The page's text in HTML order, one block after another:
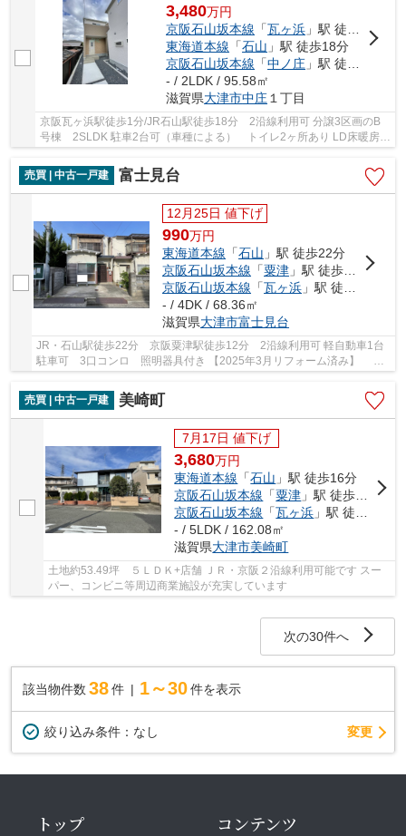
3,480万円
京阪石山坂本線 「瓦ヶ浜 」駅 徒歩1分
東海道本線 「石山 」駅 徒歩18分
京阪石山坂本線 「中ノ庄 」駅 徒歩6分
- / 2LDK / 95.58㎡
滋賀県大津市中庄 １丁目
京阪瓦ヶ浜駅徒歩1分/JR石山駅徒歩18分 2沿線利用可 分譲3区画のB
号棟 2SLDK 駐車2台可（車種による） トイレ2ヶ所あり LD床暖房あ
り 収納スペース充実
売買 | 中古一戸建
富士見台
12月25日 値下げ
990万円
東海道本線 「石山 」駅 徒歩22分
京阪石山坂本線 「粟津 」駅 徒歩12分
京阪石山坂本線 「瓦ヶ浜 」駅 徒歩16分
- / 4DK / 68.36㎡
滋賀県大津市富士見台
JR・石山駅徒歩22分 京阪粟津駅徒歩12分 2沿線利用可 軽自動車1台
駐車可 3口コンロ 照明器具付き 【2025年3月リフォーム済み】 ◇
売買 | 中古一戸建
美崎町
7月17日 値下げ
3,680万円
東海道本線 「石山 」駅 徒歩16分
京阪石山坂本線 「粟津 」駅 徒歩12分
京阪石山坂本線 「瓦ヶ浜 」駅 徒歩17分
- / 5LDK / 162.08㎡
滋賀県大津市美崎町
土地約53.49坪 ５ＬＤＫ+店舗 ＪＲ・京阪２沿線利用可能です スー
パー、コンビニ等周辺商業施設が充実しています
次の30件へ
該当物件数 38件 1～30 件を表示
絞り込み条件： なし 変更
トップ コンテンツ